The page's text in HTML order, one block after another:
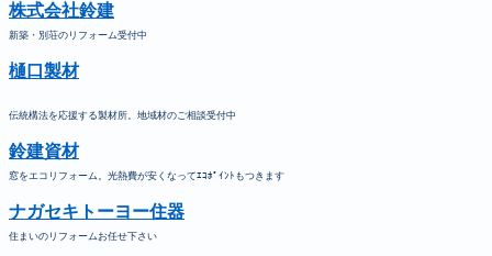
株式会社鈴建
新築・別荘のリフォーム受付中
樋口製材
伝統構法を応援する製材所。地域材のご相談受付中
鈴建資材
窓をエコリフォーム。光熱費が安くなってｴｺﾎﾟｲﾝﾄもつきます
ナガセキトーヨー住器
住まいのリフォームお任せ下さい